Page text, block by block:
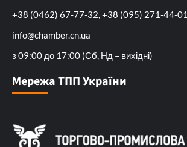
+38 (0462) 67-77-32, +38 (095) 271-44-01
info@chamber.cn.ua
з 09:00 до 17:00 (Сб, Нд – вихідні)
Мережа ТПП України